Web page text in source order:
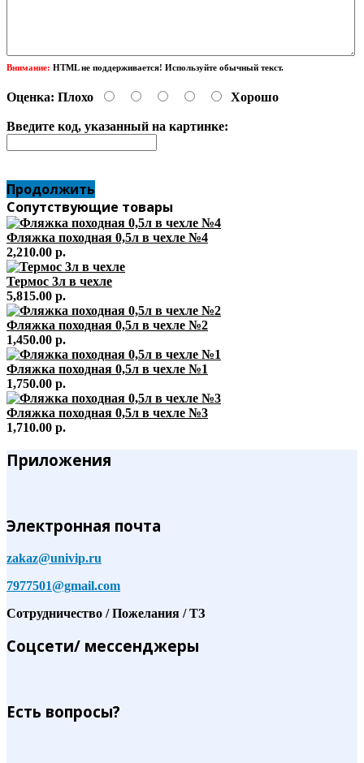
Внимание: HTML не поддерживается! Используйте обычный текст.
Оценка: Плохо Хорошо
Введите код, указанный на картинке:
Продолжить
Сопутствующие товары
Фляжка походная 0,5л в чехле №4
2,210.00 р.
Термос 3л в чехле
5,815.00 р.
Фляжка походная 0,5л в чехле №2
1,450.00 р.
Фляжка походная 0,5л в чехле №1
1,750.00 р.
Фляжка походная 0,5л в чехле №3
1,710.00 р.
Приложения
Электронная почта
zakaz@univip.ru
7977501@gmail.com
Сотрудничество / Пожелания / ТЗ
Соцсети/ мессенджеры
Есть вопросы?